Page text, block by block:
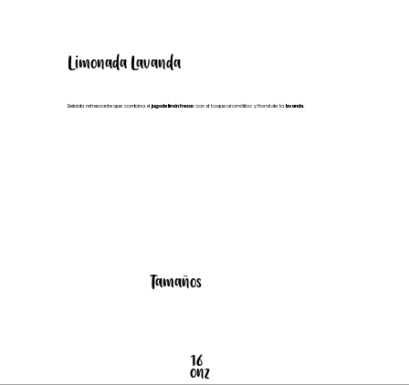
Limonada Lavanda
Bebida refrescante que combina eljugo de limón fresco con el toque aromático y floral de la lavanda.
Tamaños
16
onz